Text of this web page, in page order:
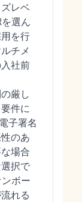
レベ
選ん
を行
チメ
社前
厳し
件に
子署名
のあ
場合
択で
ボー
れる